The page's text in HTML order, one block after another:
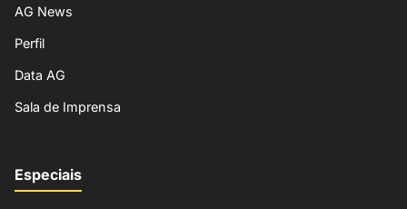
AG News
Perfil
Data AG
Sala de Imprensa
Especiais